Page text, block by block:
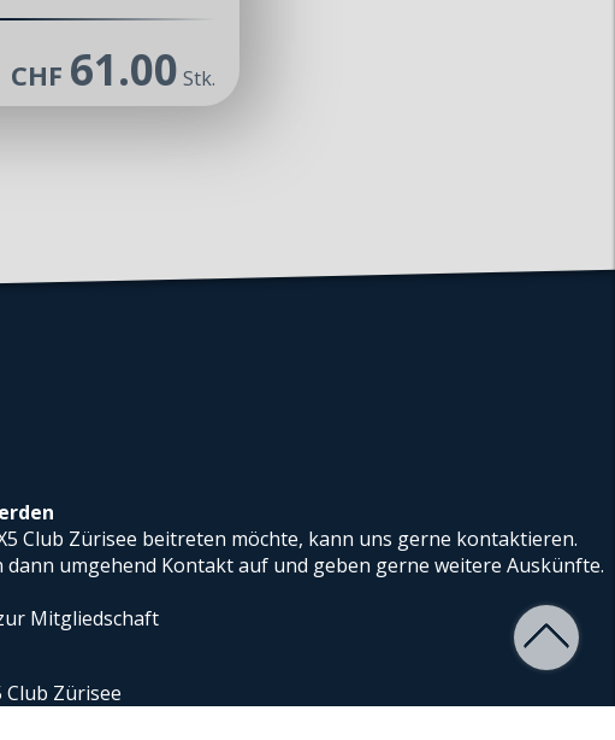
CHF 61.00 Stk.
Club Zürisee beitreten möchte, kann uns gerne kontaktieren.
dann umgehend Kontakt auf und geben gerne weitere Auskünfte.
Mitgliedschaft
Zürisee